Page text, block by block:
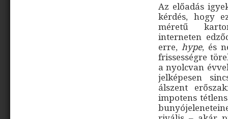
Az előadás
kérdés, hogy
méretű
interneten
erre, hype, és
frissességre
a nyolcvan
jelképesen
álszent
impotens